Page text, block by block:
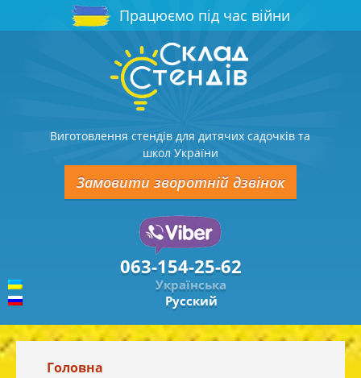
Працюємо під час війни
Виготовлення стендів для дитячих садочків та
школ України
Замовити зворотній дзвінок
063-154-25-62
Українська
Русский
Головна